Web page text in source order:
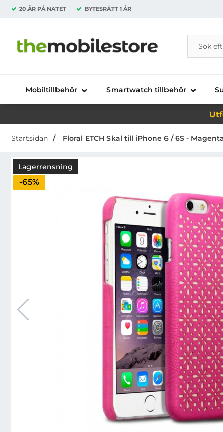
20 ÅR PÅ NÄTET BYTESRÄTT 1 ÅR
Startsidan för Danira Telecom AB
Sök
Sök på
Mobiltillbehör Smartwatch tillbehör
Startsidan Floral ETCH Skal till iPhone 6 / 6S -
Lagerrensning
Priset är nedsatt med
-65%